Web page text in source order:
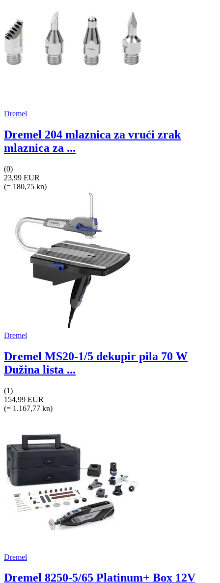
Dremel
Dremel 204 mlaznica za vrući zrak
mlaznica za ...
(0)
23,99 EUR
(= 180,75 kn)
Dremel
Dremel MS20-1/5 dekupir pila 70 W
Dužina lista ...
(1)
154,99 EUR
(= 1.167,77 kn)
Dremel
Dremel 8250-5/65 Platinum+ Box 12V